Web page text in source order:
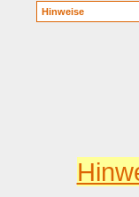
Hinweise